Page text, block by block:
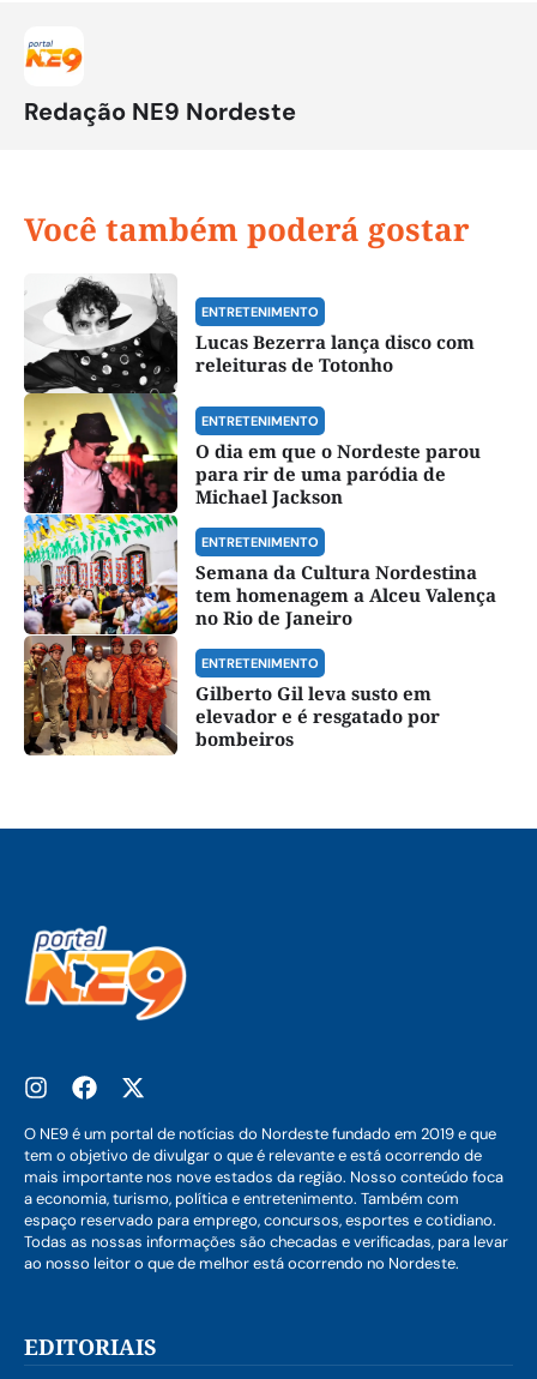
Redação NE9 Nordeste
Você também poderá gostar
ENTRETENIMENTO
Lucas Bezerra lança disco com
releituras de Totonho
ENTRETENIMENTO
O dia em que o Nordeste parou
para rir de uma paródia de
Michael Jackson
ENTRETENIMENTO
Semana da Cultura Nordestina
tem homenagem a Alceu Valença
no Rio de Janeiro
ENTRETENIMENTO
Gilberto Gil leva susto em
elevador e é resgatado por
bombeiros
O NE9 é um portal de notícias do Nordeste fundado em 2019 e que
tem o objetivo de divulgar o que é relevante e está ocorrendo de
mais importante nos nove estados da região. Nosso conteúdo foca
a economia, turismo, política e entretenimento. Também com
espaço reservado para emprego, concursos, esportes e cotidiano.
Todas as nossas informações são checadas e verificadas, para levar
ao nosso leitor o que de melhor está ocorrendo no Nordeste.
EDITORIAIS